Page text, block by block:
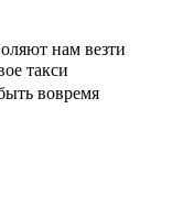
нам везти
такси
вовремя